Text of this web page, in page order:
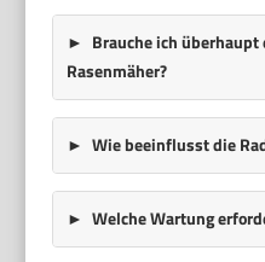
Brauche ich
Rasenmäher?
Wie beeinflusst die
Welche Wartung